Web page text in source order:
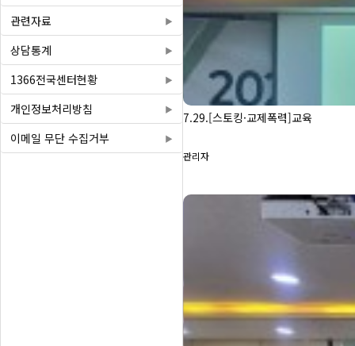
관련자료
상담통계
1366전국센터현황
개인정보처리방침
이메일 무단 수집거부
7.29.[스토킹·교제폭력]교육
관리자